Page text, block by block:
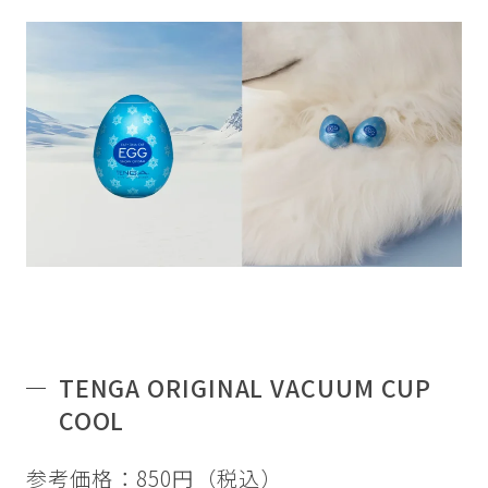
TENGA ORIGINAL VACUUM CUP
COOL
参考価格：850円（税込）